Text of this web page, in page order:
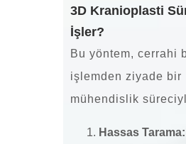
3D Kranioplasti
İşler?
Bu yöntem, cerrahi
işlemden ziyade bir
mühendislik
Hassas Tarama: